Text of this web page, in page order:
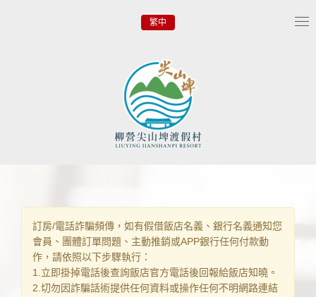
繁中
訂房/電話詐騙頻傳，如有假借飯店名義、銀行名義通知您
會員、團體訂單問題、主動推銷或APP銀行任何付款動
作，請依照以下步驟執行：
1.立即掛掉電話後查詢飯店官方電話後回報給飯店知曉。
2.切勿因詐騙話術提供任何資料或操作任何不明網路連結